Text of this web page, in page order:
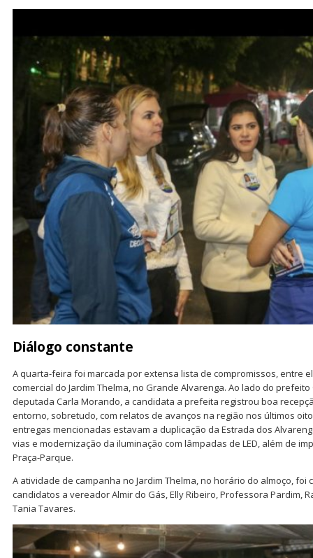
Diálogo constante
A quarta-feira foi marcada por extensa lista de compromissos, entre
comercial do Jardim Thelma, no Grande Alvarenga. Ao lado do
deputada Carla Morando, a candidata a prefeita registrou boa
entorno, sobretudo, com relatos de avanços na região nos últimos
entregas mencionadas estavam a duplicação da Estrada dos
vias e modernização da iluminação com lâmpadas de LED, além de
Praça-Parque.
A atividade de campanha no Jardim Thelma, no horário do almoço, foi
candidatos a vereador Almir do Gás, Elly Ribeiro, Professora Pardim,
Tania Tavares.